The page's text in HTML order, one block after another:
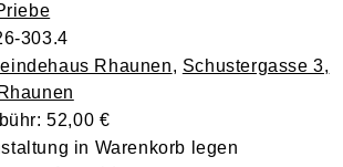
303.4
Rhaunen, Schustergasse 3,
52,00 €
in Warenkorb legen